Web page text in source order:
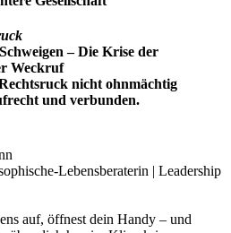
– Die Krise der
Weckruf
nicht ohnmächtig
und verbunden.
Lebensberaterin | Leadership
auf, öffnest dein Handy – und